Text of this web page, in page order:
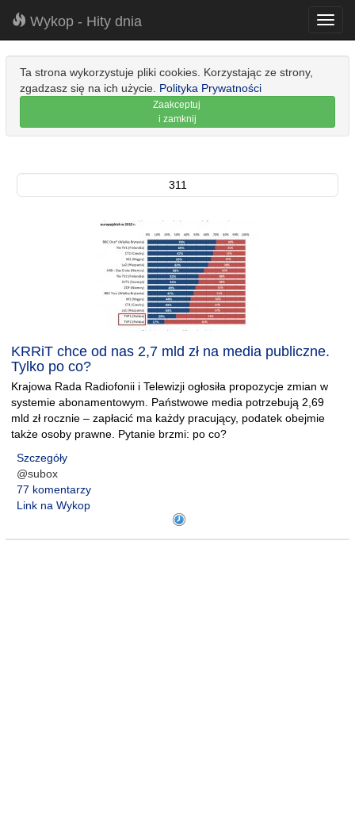
Wykop - Hity dnia
Ta strona wykorzystuje pliki cookies. Korzystając ze strony,
zgadzasz się na ich użycie. Polityka Prywatności
Zaakceptuj
i zamknij
311
KRRiT chce od nas 2,7 mld zł na media publiczne.
Tylko po co?
Krajowa Rada Radiofonii i Telewizji ogłosiła propozycje zmian w
systemie abonamentowym. Państwowe media potrzebują 2,69
mld zł rocznie – zapłacić ma każdy pracujący, podatek obejmie
także osoby prawne. Pytanie brzmi: po co?
Szczegóły
@subox
77 komentarzy
Link na Wykop